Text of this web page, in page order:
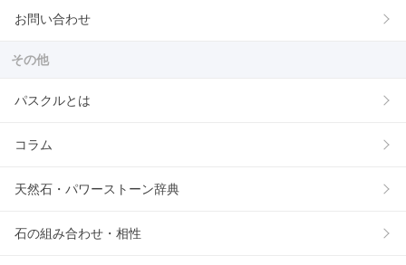
お問い合わせ
その他
パスクルとは
コラム
天然石・パワーストーン辞典
石の組み合わせ・相性